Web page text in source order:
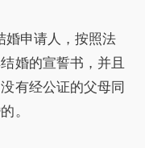
申请人，按照法
婚的宣誓书，并且
有经公证的父母同
。